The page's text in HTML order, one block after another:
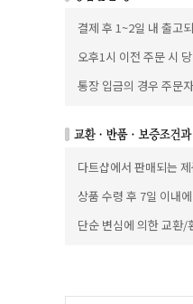
결제 후 1~2일 내 출고
오후1시 이전 주문 시
통장 입금의 경우 주문
다트샵에서 판매되는
상품 수령 후 7일 이내
단순 변심에 의한 교환/